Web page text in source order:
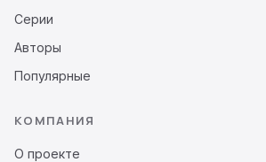
Серии
Авторы
Популярные
КОМПАНИЯ
О проекте